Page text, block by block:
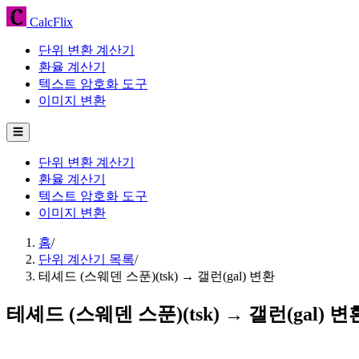
CalcFlix
단위 변환 계산기
환율 계산기
텍스트 암호화 도구
이미지 변환
☰
단위 변환 계산기
환율 계산기
텍스트 암호화 도구
이미지 변환
홈/
단위 계산기 목록/
테셰드 (스웨덴 스푼)(tsk) → 갤런(gal) 변환
테셰드 (스웨덴 스푼)(tsk) → 갤런(gal) 변